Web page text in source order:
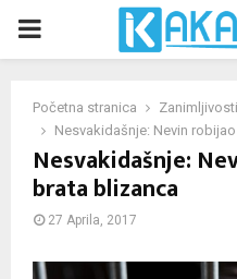
PRIMARY
Početna stranica
Zanimljivosti
Nesvakidašnje: Nevin
Nesvakidašnje:
brata blizanca
27 Aprila, 2017